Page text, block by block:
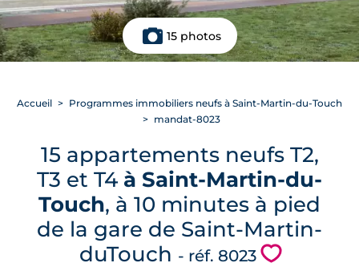
15 photos
Accueil
Programmes immobiliers neufs à Saint-Martin-du-Touch
mandat-8023
15 appartements neufs T2,
T3 et T4 à Saint-Martin-du-
Touch, à 10 minutes à pied
de la gare de Saint-Martin-
duTouch - réf. 8023 💗